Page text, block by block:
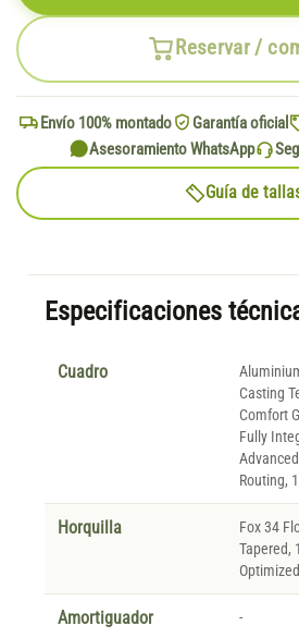
Reservar /
Envío 100% montado Garantía oficial
Asesoramiento WhatsApp
Guía de
Especificaciones
Cuadro
Casting
Comfort
Fully
Routing,
Horquilla
Fox 34
Tapered,
Amortiguador -